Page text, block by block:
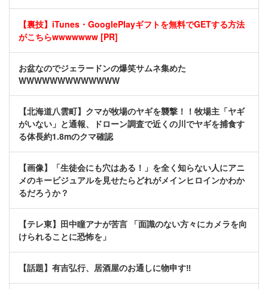
【裏技】iTunes・GooglePlayギフトを無料でGETする方法
がこちらwwwwwww [PR]
お盆なのでジェラードンの爆笑サムネ集めた
WWWWWWWWWWWWW
【北海道八雲町】クマが牧場のヤギを襲撃！！牧場主「ヤギ
がいない」と通報、ドローン調査で近くの川でヤギを捕食す
る体長約1.8mのクマ確認
【画像】「生徒会にも穴はある！」を全く知らない人にアニ
メのキービジュアルを見せたらどれがメインヒロインかわか
るだろうか？
【テレ東】田中瞳アナが苦言 「面識のない方々にカメラを向
けられることに恐怖を」
【話題】有吉弘行、居酒屋のお通しに物申す‼